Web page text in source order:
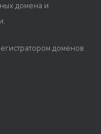
домена и
доменов